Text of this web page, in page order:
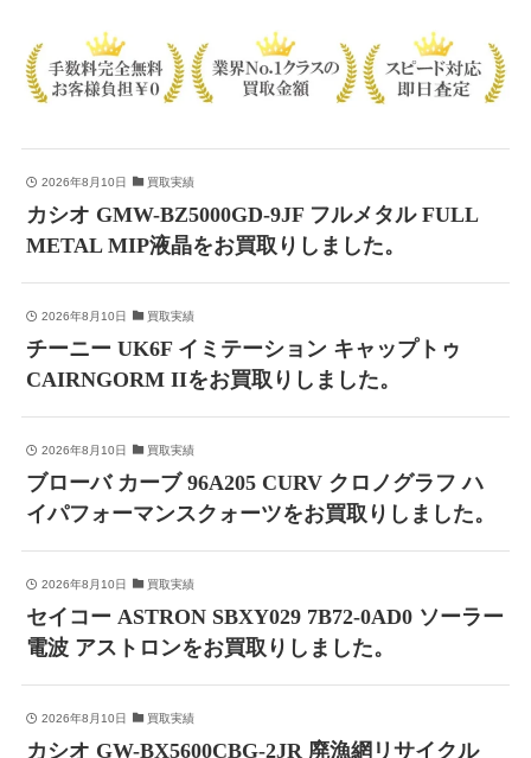
2026年8月10日 買取実績
カシオ GMW-BZ5000GD-9JF フルメタル FULL
METAL MIP液晶をお買取りしました。
2026年8月10日 買取実績
チーニー UK6F イミテーション キャップトゥ
CAIRNGORM IIをお買取りしました。
2026年8月10日 買取実績
ブローバ カーブ 96A205 CURV クロノグラフ ハ
イパフォーマンスクォーツをお買取りしました。
2026年8月10日 買取実績
セイコー ASTRON SBXY029 7B72-0AD0 ソーラー
電波 アストロンをお買取りしました。
2026年8月10日 買取実績
カシオ GW-BX5600CBG-2JR 廃漁網リサイクル